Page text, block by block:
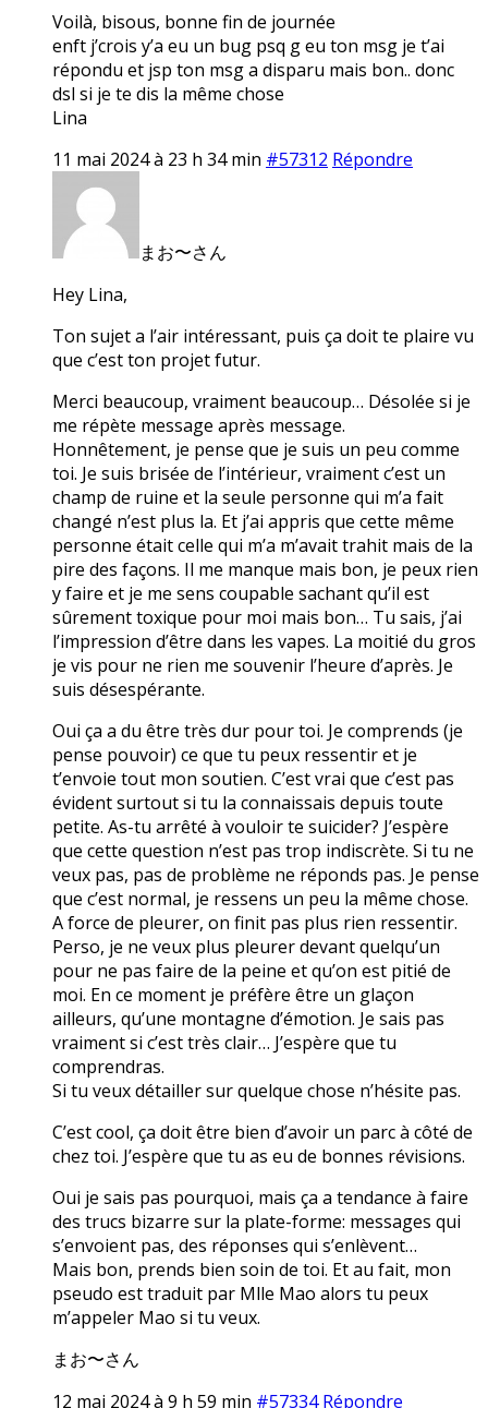
Voilà, bisous, bonne fin de journée
enft j’crois y’a eu un bug psq g eu ton msg je t’ai
répondu et jsp ton msg a disparu mais bon.. donc
dsl si je te dis la même chose
Lina
11 mai 2024 à 23 h 34 min #57312 Répondre
まお〜さん
Hey Lina,
Ton sujet a l’air intéressant, puis ça doit te plaire vu
que c’est ton projet futur.
Merci beaucoup, vraiment beaucoup… Désolée si je
me répète message après message.
Honnêtement, je pense que je suis un peu comme
toi. Je suis brisée de l’intérieur, vraiment c’est un
champ de ruine et la seule personne qui m’a fait
changé n’est plus la. Et j’ai appris que cette même
personne était celle qui m’a m’avait trahit mais de la
pire des façons. Il me manque mais bon, je peux rien
y faire et je me sens coupable sachant qu’il est
sûrement toxique pour moi mais bon… Tu sais, j’ai
l’impression d’être dans les vapes. La moitié du gros
je vis pour ne rien me souvenir l’heure d’après. Je
suis désespérante.
Oui ça a du être très dur pour toi. Je comprends (je
pense pouvoir) ce que tu peux ressentir et je
t’envoie tout mon soutien. C’est vrai que c’est pas
évident surtout si tu la connaissais depuis toute
petite. As-tu arrêté à vouloir te suicider? J’espère
que cette question n’est pas trop indiscrète. Si tu ne
veux pas, pas de problème ne réponds pas. Je pense
que c’est normal, je ressens un peu la même chose.
A force de pleurer, on finit pas plus rien ressentir.
Perso, je ne veux plus pleurer devant quelqu’un
pour ne pas faire de la peine et qu’on est pitié de
moi. En ce moment je préfère être un glaçon
ailleurs, qu’une montagne d’émotion. Je sais pas
vraiment si c’est très clair… J’espère que tu
comprendras.
Si tu veux détailler sur quelque chose n’hésite pas.
C’est cool, ça doit être bien d’avoir un parc à côté de
chez toi. J’espère que tu as eu de bonnes révisions.
Oui je sais pas pourquoi, mais ça a tendance à faire
des trucs bizarre sur la plate-forme: messages qui
s’envoient pas, des réponses qui s’enlèvent…
Mais bon, prends bien soin de toi. Et au fait, mon
pseudo est traduit par Mlle Mao alors tu peux
m’appeler Mao si tu veux.
まお〜さん
12 mai 2024 à 9 h 59 min #57334 Répondre